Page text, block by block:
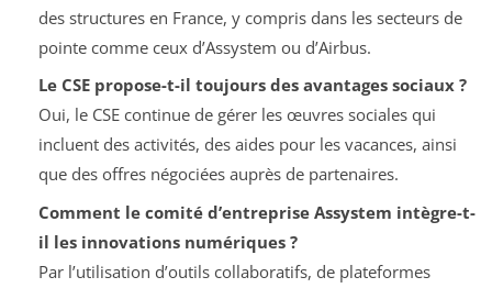
des structures en France, y compris dans les secteurs de
pointe comme ceux d’Assystem ou d’Airbus.
Le CSE propose-t-il toujours des avantages sociaux ?
Oui, le CSE continue de gérer les œuvres sociales qui
incluent des activités, des aides pour les vacances, ainsi
que des offres négociées auprès de partenaires.
Comment le comité d’entreprise Assystem intègre-t-
il les innovations numériques ?
Par l’utilisation d’outils collaboratifs, de plateformes